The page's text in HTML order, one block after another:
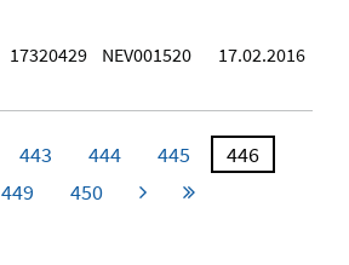
17320429 NEV001520 17.02.2016
443 444 445
446
449 450